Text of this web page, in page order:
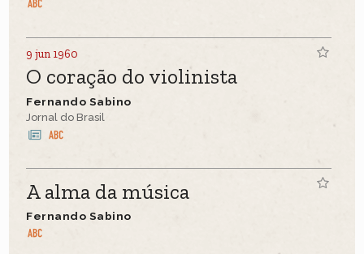
9 jun 1960
O coração do violinista
Fernando Sabino
Jornal do Brasil
A alma da música
Fernando Sabino